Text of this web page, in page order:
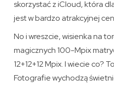
skorzystać z iCloud, która
jest w bardzo atrakcyjnej
No i wreszcie, wisienka na
magicznych 100-Mpix
12+12+12 Mpix. I wiecie co?
Fotografie wychodzą